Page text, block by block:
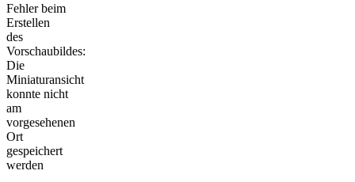
Fehler beim
Erstellen
des
Vorschaubildes:
Die
Miniaturansicht
konnte nicht
am
vorgesehenen
Ort
gespeichert
werden